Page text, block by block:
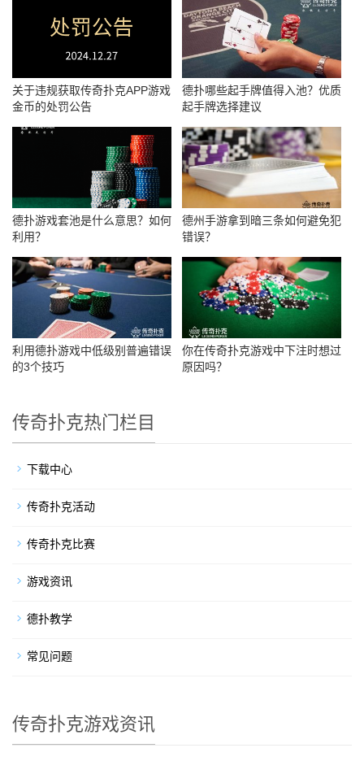
关于违规获取传奇扑克APP游戏
金币的处罚公告
德扑哪些起手牌值得入池？优质
起手牌选择建议
德扑游戏套池是什么意思？如何
利用？
德州手游拿到暗三条如何避免犯
错误？
利用德扑游戏中低级别普遍错误
的3个技巧
你在传奇扑克游戏中下注时想过
原因吗？
传奇扑克热门栏目
下载中心
传奇扑克活动
传奇扑克比赛
游戏资讯
德扑教学
常见问题
传奇扑克游戏资讯